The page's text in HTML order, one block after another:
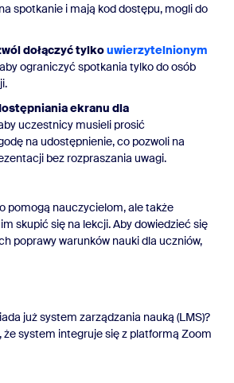
spotkanie i mają kod dostępu, mogli do
dołączyć tylkouwierzytelnionym
ograniczyć spotkania tylko do osób
ekranu dla
uczestnicy musieli prosić
na udostępnienie, co pozwoli na
bez rozpraszania uwagi.
pomogą nauczycielom, ale także
skupić się na lekcji. Aby dowiedzieć się
poprawy warunków nauki dla uczniów,
już system zarządzania nauką (LMS)?
że system integruje się z platformą Zoom